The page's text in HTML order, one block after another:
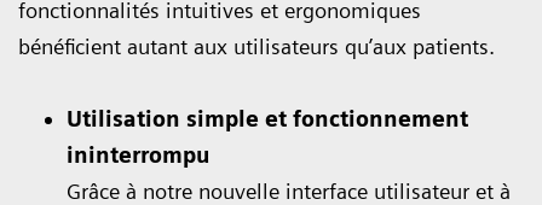
fonctionnalités intuitives et ergonomiques
bénéficient autant aux utilisateurs qu’aux patients.
Utilisation simple et fonctionnement
ininterrompu
Grâce à notre nouvelle interface utilisateur et à